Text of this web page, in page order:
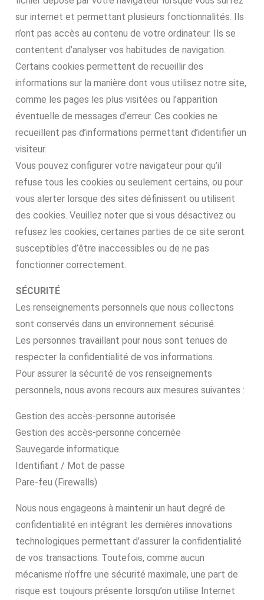
sur internet et permettant plusieurs fonctionnalités. Ils
n’ont pas accès au contenu de votre ordinateur. Ils se
contentent d’analyser vos habitudes de navigation.
Certains cookies permettent de recueillir des
informations sur la manière dont vous utilisez notre site,
comme les pages les plus visitées ou l’apparition
éventuelle de messages d’erreur. Ces cookies ne
recueillent pas d’informations permettant d’identifier un
visiteur.
Vous pouvez configurer votre navigateur pour qu’il
refuse tous les cookies ou seulement certains, ou pour
vous alerter lorsque des sites définissent ou utilisent
des cookies. Veuillez noter que si vous désactivez ou
refusez les cookies, certaines parties de ce site seront
susceptibles d’être inaccessibles ou de ne pas
fonctionner correctement.
SÉCURITÉ
Les renseignements personnels que nous collectons
sont conservés dans un environnement sécurisé.
Les personnes travaillant pour nous sont tenues de
respecter la confidentialité de vos informations.
Pour assurer la sécurité de vos renseignements
personnels, nous avons recours aux mesures suivantes :
Gestion des accès-personne autorisée
Gestion des accès-personne concernée
Sauvegarde informatique
Identifiant / Mot de passe
Pare-feu (Firewalls)
Nous nous engageons à maintenir un haut degré de
confidentialité en intégrant les dernières innovations
technologiques permettant d’assurer la confidentialité
de vos transactions. Toutefois, comme aucun
mécanisme n’offre une sécurité maximale, une part de
risque est toujours présente lorsqu’on utilise Internet